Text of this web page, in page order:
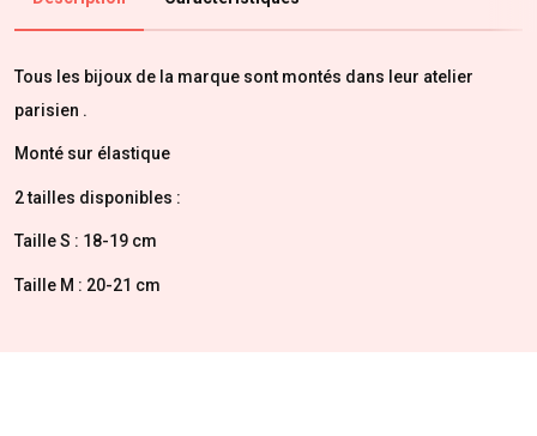
Tous les bijoux de la marque sont montés dans leur atelier
parisien .
Monté sur élastique
2 tailles disponibles :
Taille S : 18-19 cm
Taille M : 20-21 cm